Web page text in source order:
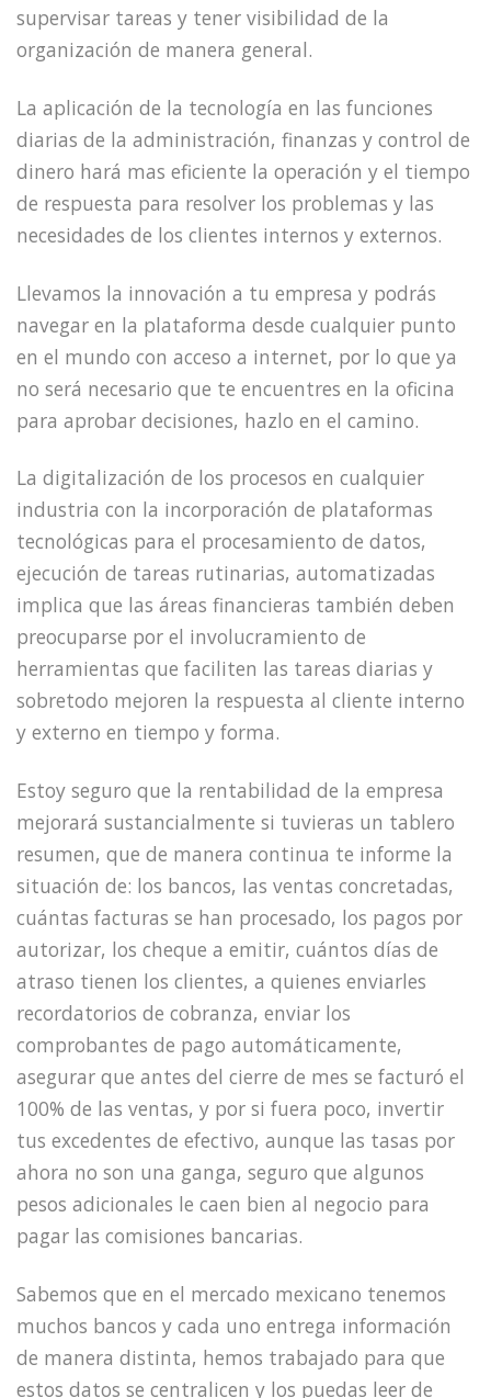
supervisar tareas y tener visibilidad de la
organización de manera general.
La aplicación de la tecnología en las funciones
diarias de la administración, finanzas y control de
dinero hará mas eficiente la operación y el tiempo
de respuesta para resolver los problemas y las
necesidades de los clientes internos y externos.
Llevamos la innovación a tu empresa y podrás
navegar en la plataforma desde cualquier punto
en el mundo con acceso a internet, por lo que ya
no será necesario que te encuentres en la oficina
para aprobar decisiones, hazlo en el camino.
La digitalización de los procesos en cualquier
industria con la incorporación de plataformas
tecnológicas para el procesamiento de datos,
ejecución de tareas rutinarias, automatizadas
implica que las áreas financieras también deben
preocuparse por el involucramiento de
herramientas que faciliten las tareas diarias y
sobretodo mejoren la respuesta al cliente interno
y externo en tiempo y forma.
Estoy seguro que la rentabilidad de la empresa
mejorará sustancialmente si tuvieras un tablero
resumen, que de manera continua te informe la
situación de: los bancos, las ventas concretadas,
cuántas facturas se han procesado, los pagos por
autorizar, los cheque a emitir, cuántos días de
atraso tienen los clientes, a quienes enviarles
recordatorios de cobranza, enviar los
comprobantes de pago automáticamente,
asegurar que antes del cierre de mes se facturó el
100% de las ventas, y por si fuera poco, invertir
tus excedentes de efectivo, aunque las tasas por
ahora no son una ganga, seguro que algunos
pesos adicionales le caen bien al negocio para
pagar las comisiones bancarias.
Sabemos que en el mercado mexicano tenemos
muchos bancos y cada uno entrega información
de manera distinta, hemos trabajado para que
estos datos se centralicen y los puedas leer de